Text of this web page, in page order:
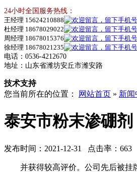
24小时全国服务热线：
王经理 15624210888
杜经理 18678029022
周经理 18678015376
徐经理 18678021235
电话：0536-4212670
地址：山东省潍坊安丘市潍安路
技术支持
您当前所在的位置：
网站首页 » 新闻
泰安市粉末渗硼剂
发布时间：2021-12-31 点击率：663
并获得较高评价。公司先后被挂牌